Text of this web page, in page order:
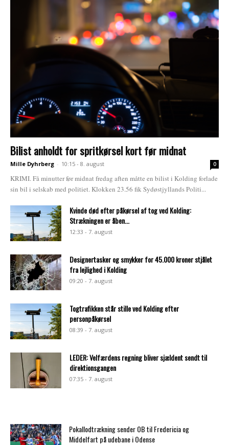
Bilist anholdt for spritkørsel kort før midnat
Mille Dyhrberg - 10:15 - 8. august 0
KRIMI. Få minutter før midnat fredag aften måtte en bilist i Kolding forlade
sin bil i selskab med politiet. Klokken 23.56 fik Sydøstjyllands Politi...
Kvinde død efter påkørsel af tog ved Kolding:
Strækningen er åben...
12:33 - 7. august
Designertasker og smykker for 45.000 kroner stjålet
fra lejlighed i Kolding
09:20 - 7. august
Togtrafikken står stille ved Kolding efter
personpåkørsel
08:39 - 7. august
LEDER: Velfærdens regning bliver sjældent sendt til
direktionsgangen
07:35 - 7. august
Pokallodtrækning sender OB til Fredericia og
Middelfart på udebane i Odense